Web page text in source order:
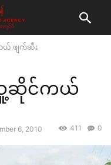
ယ် ဖျက်ဆီး
သူ့ဆိုင်ကယ်
6, 2010 0
411